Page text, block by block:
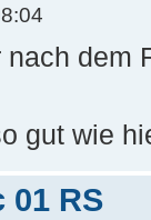
dem
gut wie
01 RS